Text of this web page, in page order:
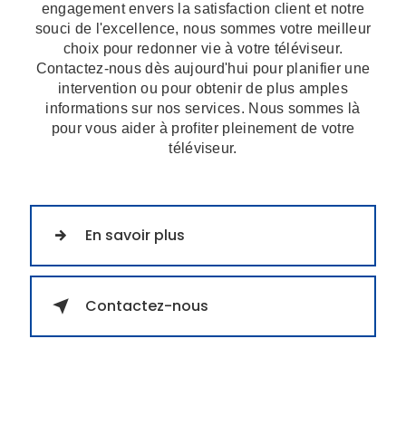
engagement envers la satisfaction client et notre
souci de l'excellence, nous sommes votre meilleur
choix pour redonner vie à votre téléviseur.
Contactez-nous dès aujourd'hui pour planifier une
intervention ou pour obtenir de plus amples
informations sur nos services. Nous sommes là
pour vous aider à profiter pleinement de votre
téléviseur.
En savoir plus
Contactez-nous